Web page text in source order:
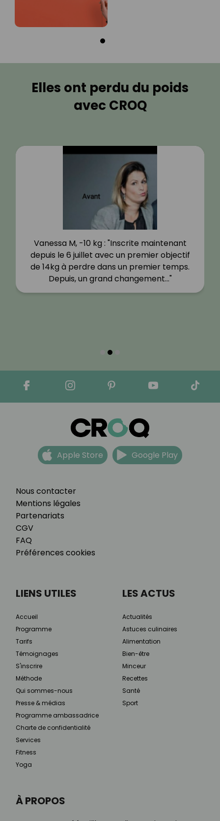
Elles ont perdu du poids
avec CROQ
Vanessa M, -10 kg : "Inscrite maintenant
depuis le 6 juillet avec un premier objectif
de 14kg à perdre dans un premier temps.
Depuis, un grand changement…"
Nous contacter
Mentions légales
Partenariats
CGV
FAQ
Préférences cookies
Apple Store Google Play
À PROPOS
LIENS UTILES
Accueil
Programme
Tarifs
Témoignages
S'inscrire
Méthode
Qui sommes-nous
Presse & médias
Programme ambassadrice
Charte de confidentialité
Services
Fitness
Yoga
LES ACTUS
Actualités
Astuces culinaires
Alimentation
Bien-être
Minceur
Recettes
Santé
Sport